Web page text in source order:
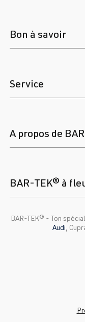
Bon à savoir
Service
A propos de
BAR-TEK® à
BAR-TEK®️ - Ton
Audi ,